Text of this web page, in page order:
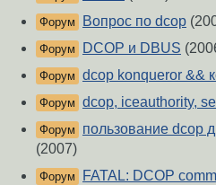
Форум Вопрос по dcop
Форум DCOP и DBUS
Форум dcop konqueror &&
Форум dcop, iceauthority,
Форум
пользование dcop
(2007)
Форум FATAL: DCOP